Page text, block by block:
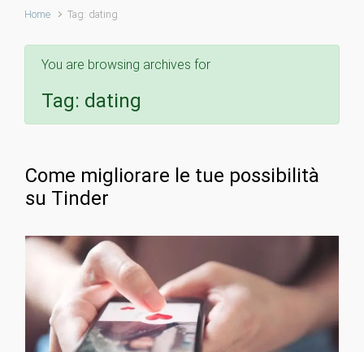
Home Tag: dating
You are browsing archives for
Tag: dating
Come migliorare le tue possibilità
su Tinder